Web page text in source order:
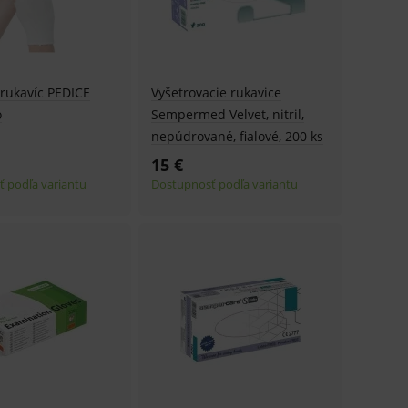
PEDICE
podľa variantu
Vyšetrovacie rukavice
Sempermed Velvet, nitril,
nepúdrované, fialové, 200 ks
15 €
Dostupnosť podľa variantu
aby banner cookie
analytics.
analytics.
cookies a
reklamy.